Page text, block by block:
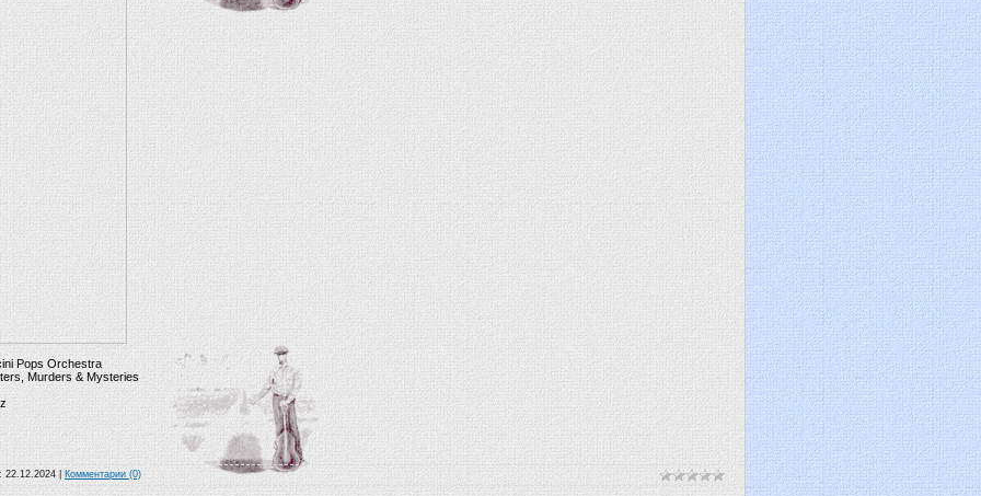
Pops Orchestra
Murders & Mysteries
22.12.2024|Комментарии (0)